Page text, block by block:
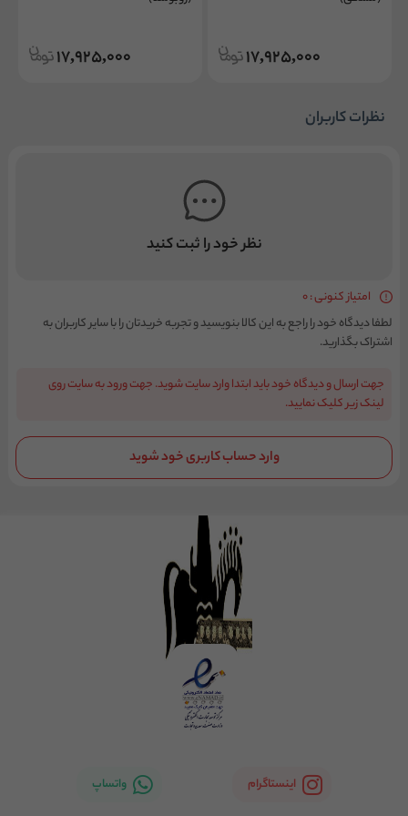
17,925,000
17,925,000
نظرات کاربران
نظر خود را ثبت کنید
امتیاز کنونی : 0
لطفا دیدگاه خود را راجع به این کالا بنویسید و تجربه خریدتان را با سایر کاربران به
اشتراک بگذارید.
جهت ارسال و دیدگاه خود باید ابتدا وارد سایت شوید. جهت ورود به سایت روی
لینک زیر کلیک نمایید.
وارد حساب کاربری خود شوید
اینستاگرام واتساپ